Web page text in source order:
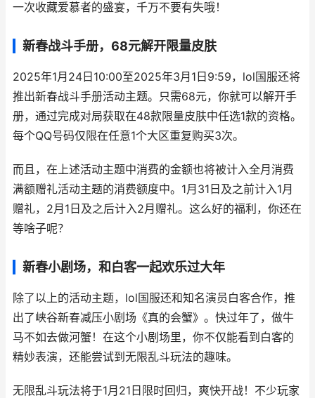
一次收藏爱慕者的盛宴，千万不要有失哦！
新春战斗手册，68元解开限量皮肤
2025年1月24日10:00至2025年3月1日9:59，lol国服还将
推出新春战斗手册活动主题。只需68元，你就可以解开手
册，通过完成对局获取在48款限量皮肤中任选1款的资格。
每个QQ号码仅限在任意1个大区重复购买3次。
而且，在上述活动主题中消费的金额也将被计入全月消费
满额赠礼活动主题的消费额度中。1月31日及之前计入1月
赠礼，2月1日及之后计入2月赠礼。这么好的福利，你还在
等啥子呢？
新春小剧场，和白客一起欢乐过大年
除了以上的活动主题，lol国服还和知名演员白客合作，推
出了峡谷新春减压小剧场《真的会蟹》。快过年了，做牛
马不如去做河蟹！在这个小剧场里，你不仅能看到白客的
精妙表演，还能尝试到无限乱斗玩法的趣味。
无限乱斗玩法将于1月21日限时回归，爽快开战！不少玩家